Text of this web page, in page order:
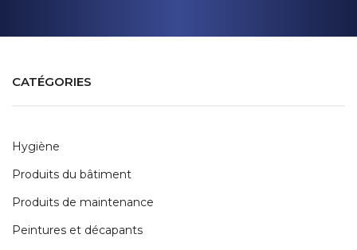
CATÉGORIES
Hygiène
Produits du bâtiment
Produits de maintenance
Peintures et décapants